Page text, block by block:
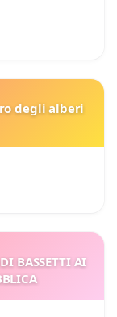
degli alberi
BASSETTI AI